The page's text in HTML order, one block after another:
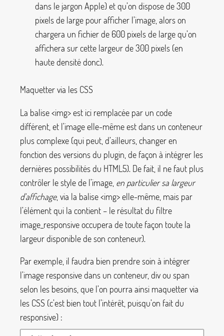
dans le jargon Apple) et qu’on dispose de 300
pixels de large pour afficher l’image, alors on
chargera un fichier de 600 pixels de large qu’on
affichera sur cette largeur de 300 pixels (en
haute densité donc).
Maquetter via les CSS
La balise<img>est ici remplacée par un code
différent, et l’image elle-même est dans un conteneur
plus complexe (qui peut, d’ailleurs, changer en
fonction des versions du plugin, de façon à intégrer les
dernières possibilités du HTML5). De fait, il ne faut plus
contrôler le style de l’image, en particulier sa largeur
d’affichage, via la balise<img>elle-même, mais par
l’élément qui la contient – le résultat du filtre
image_responsiveoccupera de toute façon toute la
largeur disponible de son conteneur).
Par exemple, il faudra bien prendre soin à intégrer
l’image responsive dans un conteneur, divou span
selon les besoins, que l’on pourra ainsi maquetter via
les CSS (c’est bien tout l’intérêt, puisqu’on fait du
responsive) :